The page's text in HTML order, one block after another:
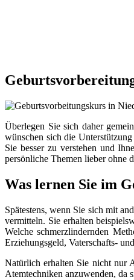
Überlegen Sie sich daher
wünschen sich die
Sie besser zu verstehen und
persönliche Themen lieber ohne
Was lernen Sie im
Spätestens, wenn Sie sich mit
vermitteln. Sie erhalten
Welche schmerzlindernden
Erziehungsgeld, Vaterschafts-
Natürlich erhalten Sie nicht nur
Atemtechniken anzuwenden, da